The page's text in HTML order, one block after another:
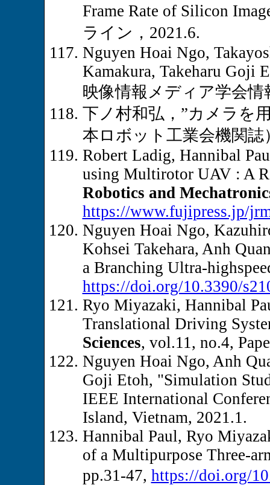
Frame Rate of Silicon
ライン，2021.6.
Nguyen Hoai Ngo,
Kamakura, Takeharu Goji
映像情報メディア学会
下ノ村和弘，”カメラを
本ロボット工業会機関誌
Robert Ladig, Hannibal
using Multirotor UAV : A
Robotics and
https://www.fujipress.jp/
Nguyen Hoai Ngo,
Kohsei Takehara, Anh
a Branching Ultra-
https://doi.org/10.3390/
Ryo Miyazaki, Hannibal
Translational Driving
Sciences, vol.11, no.4,
Nguyen Hoai Ngo, Anh
Goji Etoh, "Simulation
IEEE International
Island, Vietnam, 2021.1.
Hannibal Paul, Ryo
of a Multipurpose Three-
pp.31-47, https://doi.org/